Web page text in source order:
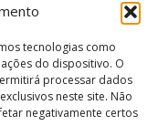
tecnologias como
do dispositivo. O
processar dados
neste site. Não
negativamente certos